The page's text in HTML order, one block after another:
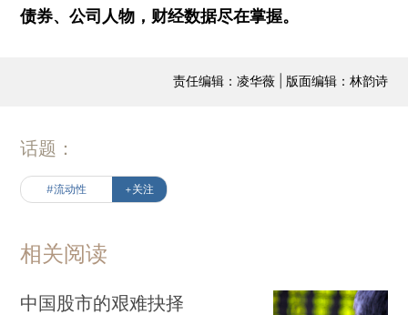
债券、公司人物，财经数据尽在掌握。
责任编辑：凌华薇 | 版面编辑：林韵诗
话题：
#流动性 +关注
相关阅读
中国股市的艰难抉择